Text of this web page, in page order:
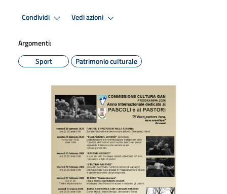
Condividi Vedi azioni
Argomenti:
Sport
Patrimonio culturale